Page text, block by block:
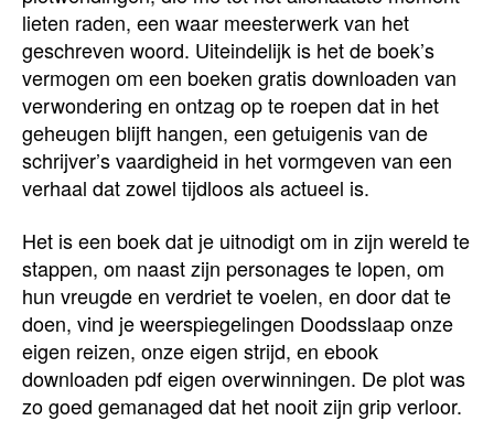
lieten raden, een waar meesterwerk van het
geschreven woord. Uiteindelijk is het de boek’s
vermogen om een boeken gratis downloaden van
verwondering en ontzag op te roepen dat in het
geheugen blijft hangen, een getuigenis van de
schrijver’s vaardigheid in het vormgeven van een
verhaal dat zowel tijdloos als actueel is.
Het is een boek dat je uitnodigt om in zijn wereld te
stappen, om naast zijn personages te lopen, om
hun vreugde en verdriet te voelen, en door dat te
doen, vind je weerspiegelingen Doodsslaap onze
eigen reizen, onze eigen strijd, en ebook
downloaden pdf eigen overwinningen. De plot was
zo goed gemanaged dat het nooit zijn grip verloor.